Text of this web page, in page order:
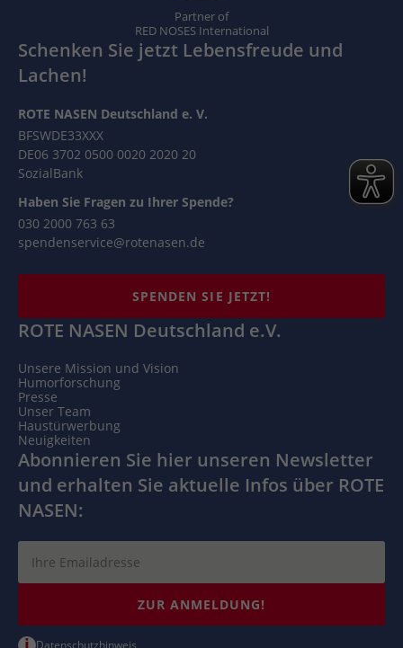
Partner of
RED NOSES International
Schenken Sie jetzt Lebensfreude und
Lachen!
ROTE NASEN Deutschland e. V.
BFSWDE33XXX
DE06 3702 0500 0020 2020 20
SozialBank
Haben Sie Fragen zu Ihrer Spende?
030 2000 763 63
spendenservice@rotenasen.de
SPENDEN SIE JETZT!
ROTE NASEN Deutschland e.V.
Unsere Mission und Vision
Humorforschung
Presse
Unser Team
Haustürwerbung
Neuigkeiten
Abonnieren Sie hier unseren Newsletter
und erhalten Sie aktuelle Infos über ROTE
NASEN:
ZUR ANMELDUNG!